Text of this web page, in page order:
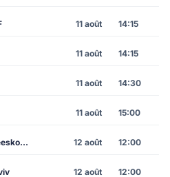
11 août 14:15
11 août 14:15
11 août 14:30
11 août 15:00
Rapid Vienna vs Paide Linnameeskond 12 août 12:00
12 août 12:00